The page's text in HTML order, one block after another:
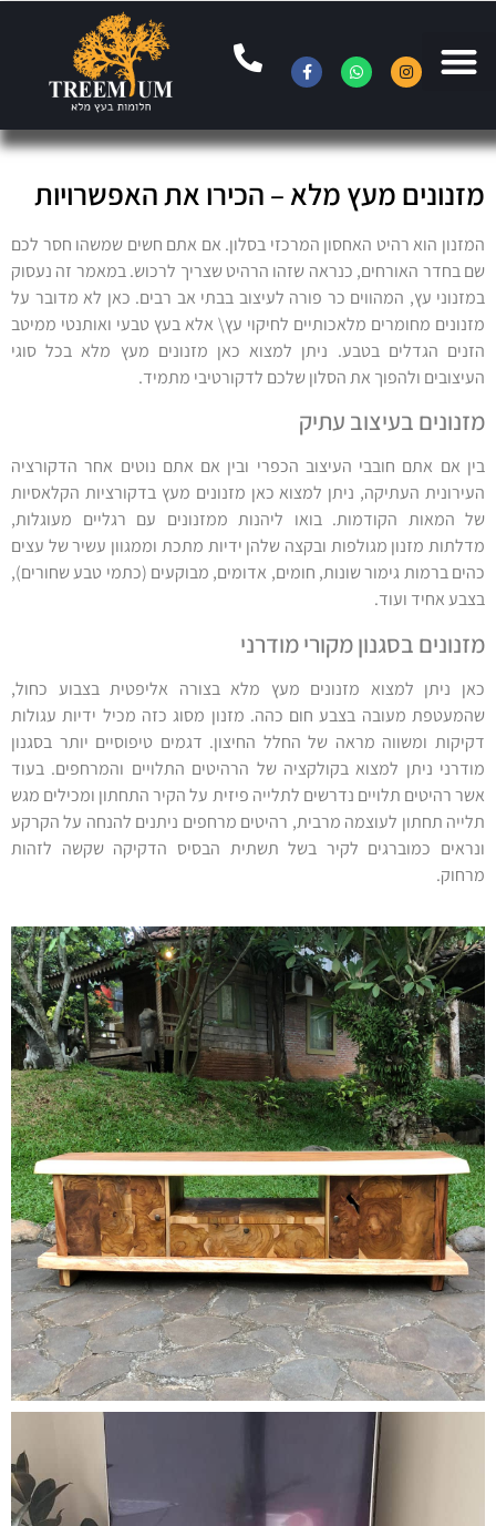
מזנונים מעץ מלא – הכירו את האפשרויות
המזנון הוא רהיט האחסון המרכזי בסלון. אם אתם חשים שמשהו חסר לכם
שם בחדר האורחים, כנראה שזהו הרהיט שצריך לרכוש. במאמר זה נעסוק
במזנוני עץ, המהווים כר פורה לעיצוב בבתי אב רבים. כאן לא מדובר על
מזנונים מחומרים מלאכותיים לחיקוי עץ\ אלא בעץ טבעי ואותנטי ממיטב
הזנים הגדלים בטבע. ניתן למצוא כאן מזנונים מעץ מלא בכל סוגי
העיצובים ולהפוך את הסלון שלכם לדקורטיבי מתמיד.
מזנונים בעיצוב עתיק
בין אם אתם חובבי העיצוב הכפרי ובין אם אתם נוטים אחר הדקורציה
העירונית העתיקה, ניתן למצוא כאן מזנונים מעץ בדקורציות הקלאסיות
של המאות הקודמות. בואו ליהנות ממזנונים עם רגליים מעוגלות,
מדלתות מזנון מגולפות ובקצה שלהן ידיות מתכת וממגוון עשיר של עצים
כהים ברמות גימור שונות, חומים, אדומים, מבוקעים (כתמי טבע שחורים),
בצבע אחיד ועוד.
מזנונים בסגנון מקורי מודרני
כאן ניתן למצוא מזנונים מעץ מלא בצורה אליפטית בצבוע כחול,
שהמעטפת מעובה בצבע חום כהה. מזנון מסוג כזה מכיל ידיות עגולות
דקיקות ומשווה מראה של החלל החיצון. דגמים טיפוסיים יותר בסגנון
מודרני ניתן למצוא בקולקציה של הרהיטים התלויים והמרחפים. בעוד
אשר רהיטים תלויים נדרשים לתלייה פיזית על הקיר התחתון ומכילים מגש
תלייה תחתון לעוצמה מרבית, רהיטים מרחפים ניתנים להנחה על הקרקע
ונראים כמוברגים לקיר בשל תשתית הבסיס הדקיקה שקשה לזהות
מרחוק.